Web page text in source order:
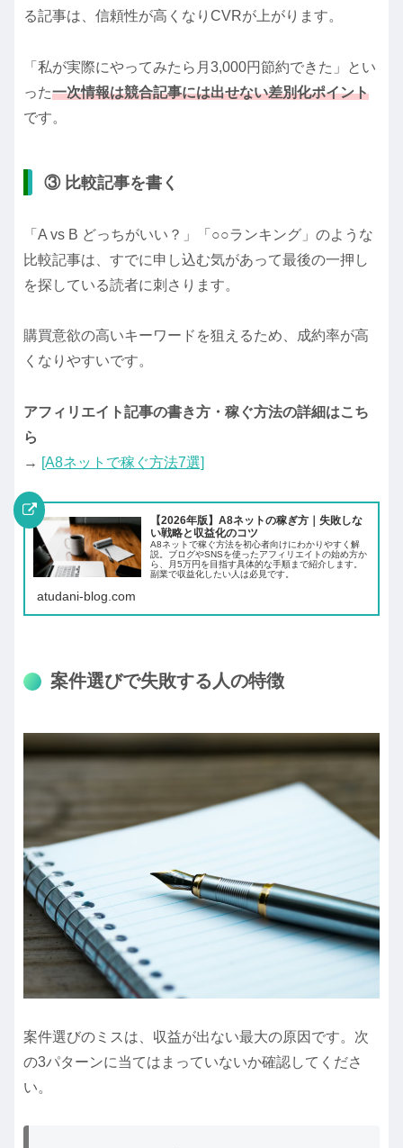
る記事は、信頼性が高くなりCVRが上がります。
「私が実際にやってみたら月3,000円節約できた」とい
った一次情報は競合記事には出せない差別化ポイント
です。
③ 比較記事を書く
「A vs B どっちがいい？」「○○ランキング」のような
比較記事は、すでに申し込む気があって最後の一押し
を探している読者に刺さります。
購買意欲の高いキーワードを狙えるため、成約率が高
くなりやすいです。
アフィリエイト記事の書き方・稼ぐ方法の詳細はこち
ら
→ [A8ネットで稼ぐ方法7選]
【2026年版】A8ネットの稼ぎ方｜失敗しな
い戦略と収益化のコツ
A8ネットで稼ぐ方法を初心者向けにわかりやすく解
説。ブログやSNSを使ったアフィリエイトの始め方か
ら、月5万円を目指す具体的な手順まで紹介します。
副業で収益化したい人は必見です。
atudani-blog.com
案件選びで失敗する人の特徴
案件選びのミスは、収益が出ない最大の原因です。次
の3パターンに当てはまっていないか確認してくださ
い。